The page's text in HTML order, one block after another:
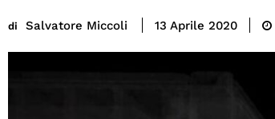
di Salvatore Miccoli 13 Aprile 2020